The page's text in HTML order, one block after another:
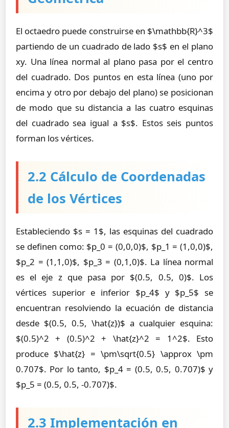
El octaedro puede construirse en $\mathbb{R}^3$
partiendo de un cuadrado de lado $s$ en el plano
xy. Una línea normal al plano pasa por el centro
del cuadrado. Dos puntos en esta línea (uno por
encima y otro por debajo del plano) se posicionan
de modo que su distancia a las cuatro esquinas
del cuadrado sea igual a $s$. Estos seis puntos
forman los vértices.
2.2 Cálculo de Coordenadas
de los Vértices
Estableciendo $s = 1$, las esquinas del cuadrado
se definen como: $p_0 = (0,0,0)$, $p_1 = (1,0,0)$,
$p_2 = (1,1,0)$, $p_3 = (0,1,0)$. La línea normal
es el eje z que pasa por $(0.5, 0.5, 0)$. Los
vértices superior e inferior $p_4$ y $p_5$ se
encuentran resolviendo la ecuación de distancia
desde $(0.5, 0.5, \hat{z})$ a cualquier esquina:
$(0.5)^2 + (0.5)^2 + \hat{z}^2 = 1^2$. Esto
produce $\hat{z} = \pm\sqrt{0.5} \approx \pm
0.707$. Por lo tanto, $p_4 = (0.5, 0.5, 0.707)$ y
$p_5 = (0.5, 0.5, -0.707)$.
2.3 Implementación en